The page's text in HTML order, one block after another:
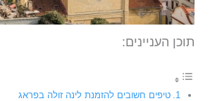
תוכן העניינים:
טיפים חשובים להזמנת לינה זולה בפראג